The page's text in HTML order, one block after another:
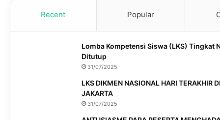
Recent Popular
Lomba Kompetensi Siswa (LKS) Tingkat
Ditutup
31/07/2025
LKS DIKMEN NASIONAL HARI TERAKHIR
JAKARTA
31/07/2025